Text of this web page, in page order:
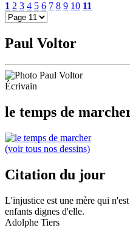
1 2 3 4 5 6 7 8 9 10 11
Paul Voltor
Écrivain
le temps de
(voir tous nos dessins)
Citation du jour
L'injustice est une mère qui
enfants dignes d'elle.
Adolphe Tiers